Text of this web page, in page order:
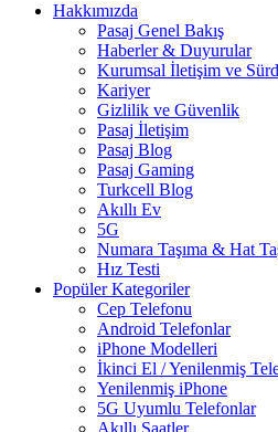
Hakkımızda
Pasaj Genel Bakış
Haberler & Duyurular
Kurumsal İletişim ve
Kariyer
Gizlilik ve Güvenlik
Pasaj İletişim
Pasaj Blog
Pasaj Gaming
Turkcell Blog
Akıllı Ev
5G
Numara Taşıma & Hat
Hız Testi
Popüler Kategoriler
Cep Telefonu
Android Telefonlar
iPhone Modelleri
İkinci El / Yenilenmiş
Yenilenmiş iPhone
5G Uyumlu Telefonlar